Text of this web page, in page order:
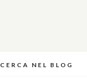
CERCA NEL BLOG